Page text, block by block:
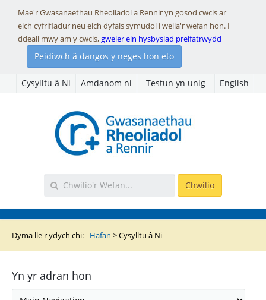
Mae'r Gwasanaethau Rheoliadol a Rennir yn gosod cwcis ar
eich cyfrifiadur neu eich dyfais symudol i wella'r wefan hon. I
ddeall mwy am y cwcis,gweler ein hysbysiad preifatrwydd
Peidiwch â dangos y neges hon eto
Cysylltu â Ni Amdanom ni Testun yn unig English
Dyma lle'r ydych chi: Hafan >Cysylltu â Ni
Yn yr adran hon